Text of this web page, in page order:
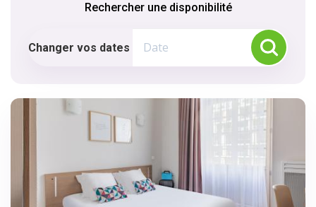
Rechercher une disponibilité
Changer vos dates